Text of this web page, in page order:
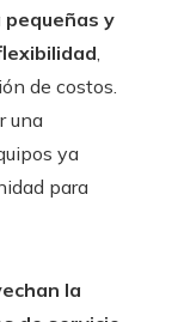
y
de costos.
una
ya
para
la